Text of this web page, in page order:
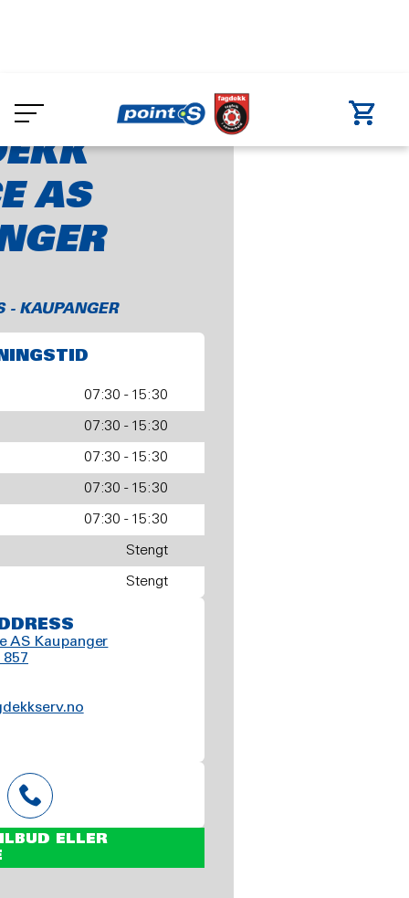
main
Bil & Dekk Service AS Kaupanger
AS
- KAUPANGER
07:30 - 15:30
07:30 - 15:30
07:30 - 15:30
07:30 - 15:30
07:30 - 15:30
Stengt
Stengt
AS Kaupanger
ELLER